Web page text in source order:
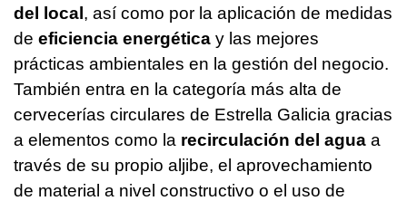
del local, así como por la aplicación de medidas
de eficiencia energética y las mejores
prácticas ambientales en la gestión del negocio.
También entra en la categoría más alta de
cervecerías circulares de Estrella Galicia gracias
a elementos como la recirculación del agua a
través de su propio aljibe, el aprovechamiento
de material a nivel constructivo o el uso de